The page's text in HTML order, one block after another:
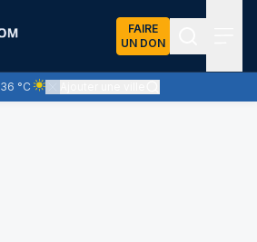
FAIRE
UN DON
36 °C
Ciel clair - quasiment pas de nuages et